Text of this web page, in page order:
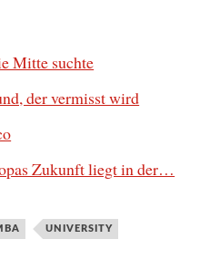
Mitte suchte
der vermisst wird
Zukunft liegt in der…
UNIVERSITY